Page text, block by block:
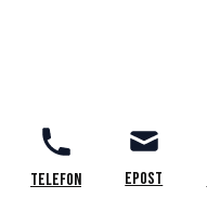
Telefon Epost